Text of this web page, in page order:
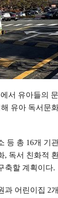
서 유아들의
유아 독서문
등 총 16개 기
, 독서 친화적
축할 계획이다.
과 어린이집 2